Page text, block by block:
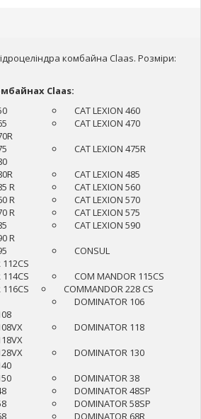
комбайна Claas. Розміри:
Claas:
CAT LEXION 460
CAT LEXION 470
CAT LEXION 475R
CAT LEXION 485
R
CAT LEXION 560
R
CAT LEXION 570
R
CAT LEXION 575
CAT LEXION 590
R
CONSUL
COM MANDOR 115CS
COMMANDOR 228 CS
DOMINATOR 106
DOMINATOR 118
DOMINATOR 130
DOMINATOR 38
DOMINATOR 48SP
DOMINATOR 58SP
DOMINATOR 68R